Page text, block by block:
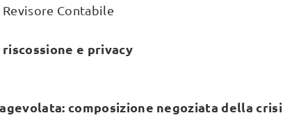
Contabile
e privacy
composizione negoziata della crisi